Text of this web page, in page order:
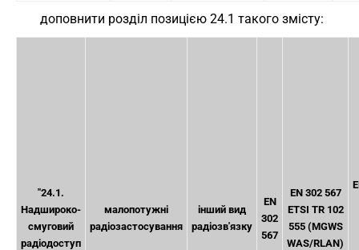
доповнити розділ позицією 24.1 такого змісту:
"24.1.
Надшироко-
смуговий
радіодоступ
малопотужні
радіозастосування
інший вид
радіозв'язку
EN
302
567
EN 302 567
ETSI TR 102
555 (MGWS
WAS/RLAN)